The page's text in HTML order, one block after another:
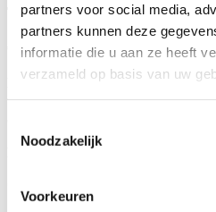
partners voor social media,
partners kunnen deze
informatie die u aan ze heeft
verzameld op basis van uw
Noodzakelijk
Voorkeuren
Taxatiewaarde
€ 555.000,-
LTV
7%